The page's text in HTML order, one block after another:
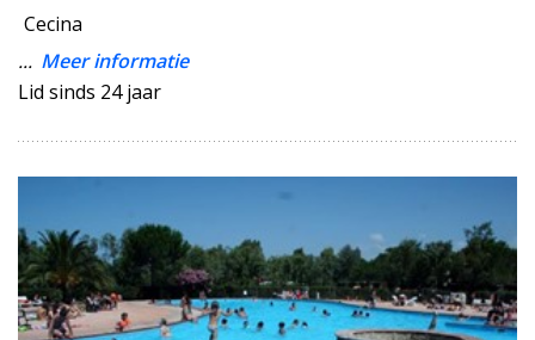
Cecina
... Meer informatie
Lid sinds 24 jaar